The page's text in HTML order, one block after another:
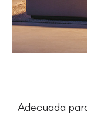
Adecuada